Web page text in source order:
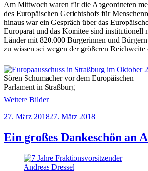
Innovativ.“
Am Mittwoch waren für die Abgeordneten
des Europäischen Gerichtshofs für
hinaus war ein Gespräch über das
Europarat und das Komitee sind institutionell
Länder mit 820.000 Bürgerinnen und
zu wissen sei wegen der größeren
Sören Schumacher vor dem Europäischen
Parlament in Straßburg
Weitere Bilder
Veröffentlicht
27. März 201827. März 2018
Ein großes Dankeschön an